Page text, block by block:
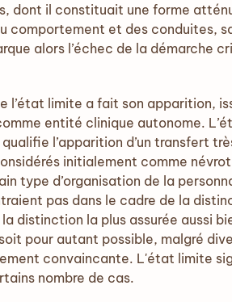
dont il constituait une forme
et des conduites,
alors l’échec de la démarche
l’état limite a fait son apparition,
entité clinique autonome.
l’apparition d’un transfert
initialement comme
type d’organisation de la
pas dans le cadre de la
distinction la plus assurée aussi
pour autant possible, malgré
convaincante. L'état limite
nombre de cas.